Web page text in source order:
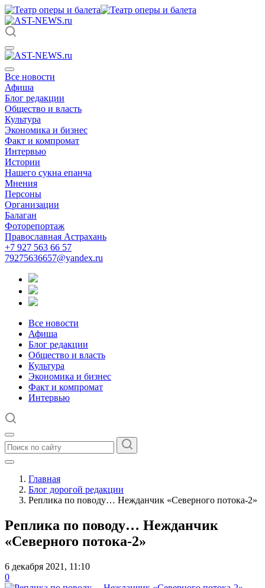
Все новости
Афиша
Блог редакции
Общество и власть
Культура
Экономика и бизнес
Факт и компромат
Интервью
Истории
Нашего сукна епанча
Мнения
Персоны
Организации
Балаган
Фоторепортаж
Православная Астрахань
+7 927 563 66 57
79275636657@yandex.ru
Все новости
Афиша
Блог редакции
Общество и власть
Культура
Экономика и бизнес
Факт и компромат
Интервью
Главная
Блог дорогой редакции
Реплика по поводу… Нежданчик «Северного потока-2»
Реплика по поводу… Нежданчик
«Северного потока-2»
6 декабря 2021, 11:10
0